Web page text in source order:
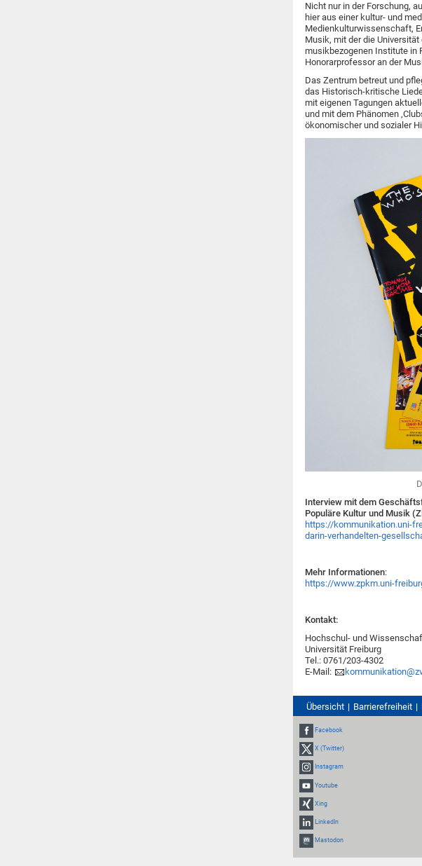
Nicht nur in der Forschung,
hier aus einer kultur- und
Medienkulturwissenschaft,
Musik, mit der die
musikbezogenen Institute in
Honorarprofessor an der
Das Zentrum betreut und
das Historisch-kritische
mit eigenen Tagungen
und mit dem Phänomen
ökonomischer und sozialer
Interview mit dem
Populäre Kultur und Musik
https://kommunikation.uni-
darin-verhandelten-
Mehr Informationen:
https://www.zpkm.uni-
Kontakt:
Hochschul- und
Universität Freiburg
Tel.: 0761/203-4302
E-Mail:
Übersicht Barrierefreiheit
Facebook
X (Twitter)
Instagram
Youtube
Xing
LinkedIn
Mastodon